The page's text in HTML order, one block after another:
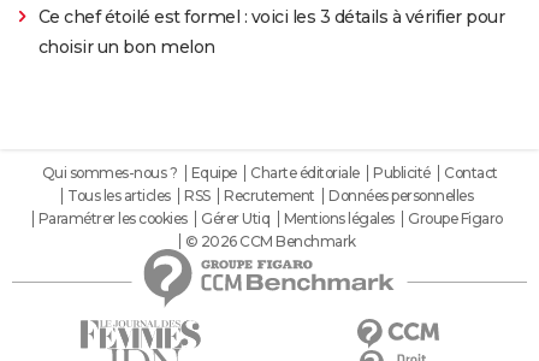
Ce chef étoilé est formel : voici les 3 détails à vérifier pour
choisir un bon melon
Qui sommes-nous ? Equipe Charte éditoriale Publicité
Contact
Tous les articles
RSS Recrutement
Données personnelles
Paramétrer les cookies
Gérer Utiq Mentions légales
Groupe Figaro
© 2026 CCM Benchmark